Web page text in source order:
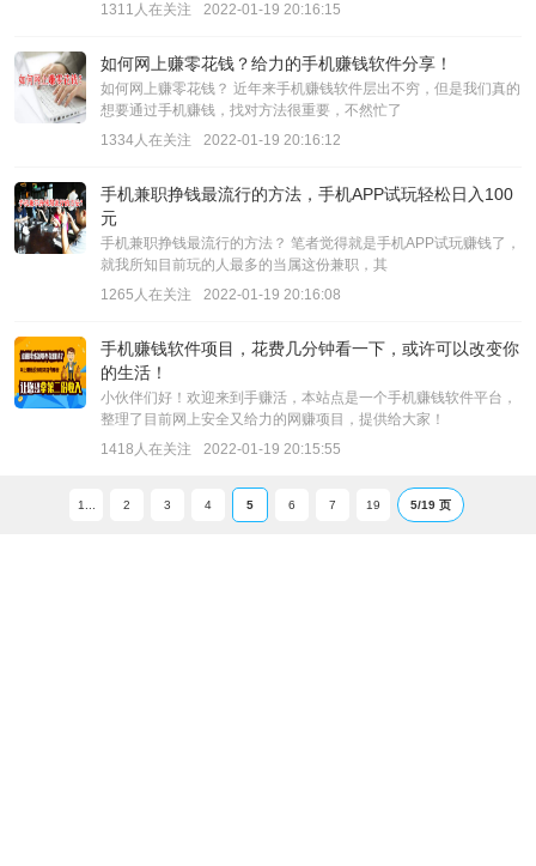
1311人在关注
2022-01-19 20:16:15
如何网上赚零花钱？给力的手机赚钱软件分享！
如何网上赚零花钱？ 近年来手机赚钱软件层出不穷，但是我们真的
想要通过手机赚钱，找对方法很重要，不然忙了
1334人在关注
2022-01-19 20:16:12
手机兼职挣钱最流行的方法，手机APP试玩轻松日入100
元
手机兼职挣钱最流行的方法？ 笔者觉得就是手机APP试玩赚钱了，
就我所知目前玩的人最多的当属这份兼职，其
1265人在关注
2022-01-19 20:16:08
手机赚钱软件项目，花费几分钟看一下，或许可以改变你
的生活！
小伙伴们好！欢迎来到手赚活，本站点是一个手机赚钱软件平台，
整理了目前网上安全又给力的网赚项目，提供给大家！
1418人在关注
2022-01-19 20:15:55
1... 2 3 4 5 6 7 19 5/19 页